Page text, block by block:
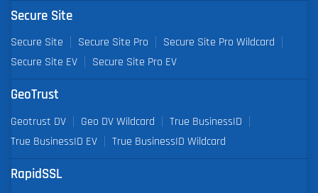
Secure Site
Secure Site Secure Site Pro
Secure Site Pro Wildcard
Secure Site EV
Secure Site Pro EV
GeoTrust
Geotrust DV Geo DV Wildcard
True BusinessID
True BusinessID EV
True BusinessID Wildcard
RapidSSL